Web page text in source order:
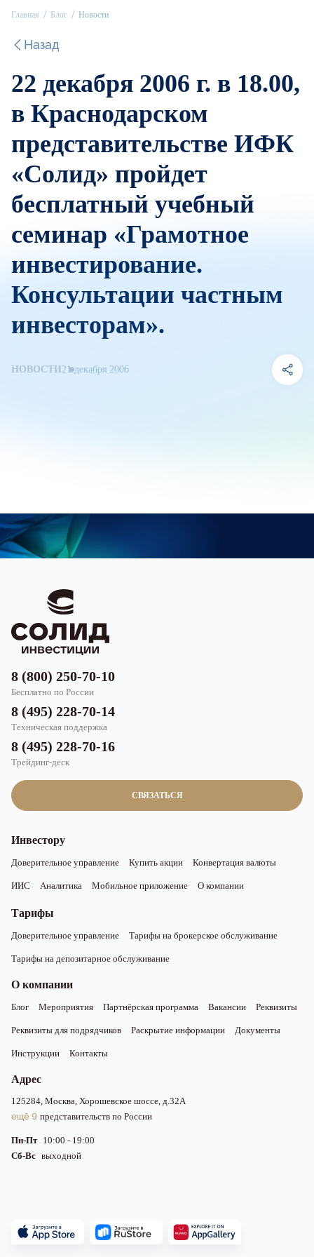
Главная Блог Новости
Назад
22 декабря 2006 г. в 18.00,
в Краснодарском
представительстве ИФК
«Солид» пройдет
бесплатный учебный
семинар «Грамотное
инвестирование.
Консультации частным
инвесторам».
НОВОСТИ 21 декабря 2006
СВЯЗАТЬСЯ
8 (800) 250-70-10
Бесплатно по России
8 (495) 228-70-14
Техническая поддержка
8 (495) 228-70-16
Трейдинг-деск
Инвестору
Доверительное управление Купить акции Конвертация валюты
ИИС Аналитика Мобильное приложение О компании
Тарифы
Доверительное управление Тарифы на брокерское обслуживание
Тарифы на депозитарное обслуживание
О компании
Блог Мероприятия Партнёрская программа Вакансии Реквизиты
Реквизиты для подрядчиков Раскрытие информации Документы
Инструкции Контакты
Адрес
125284, Москва, Хорошевское шоссе, д.32А
ещё 9 представительств по России
Пн-Пт 10:00 - 19:00
Сб-Вс выходной